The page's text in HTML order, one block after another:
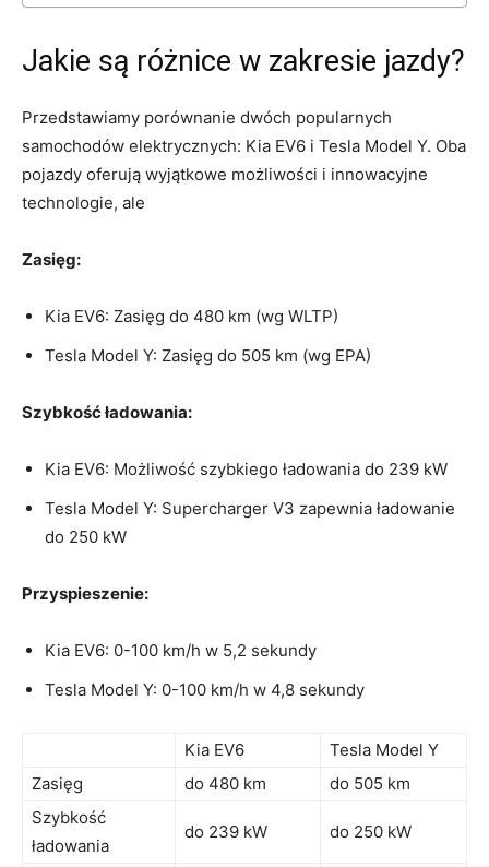
Jakie są różnice w zakresie jazdy?
Przedstawiamy porównanie dwóch popularnych
samochodów elektrycznych: Kia‍ EV6 i Tesla Model Y. Oba
pojazdy oferują wyjątkowe możliwości i innowacyjne
technologie, ale
Zasięg:
Kia EV6: Zasięg do 480 km (wg WLTP)
Tesla Model Y: Zasięg do 505 km (wg EPA)
Szybkość ładowania:
Kia EV6: Możliwość szybkiego ładowania do 239 kW
Tesla Model Y: Supercharger V3 zapewnia ładowanie​
do 250 kW
Przyspieszenie:
Kia EV6: 0-100 km/h w 5,2 sekundy
Tesla Model Y: 0-100 km/h w 4,8 sekundy
Kia EV6
Tesla Model Y
Zasięg
do 480​ km
do 505 km
Szybkość
ładowania
do 239 kW do⁣ 250 kW